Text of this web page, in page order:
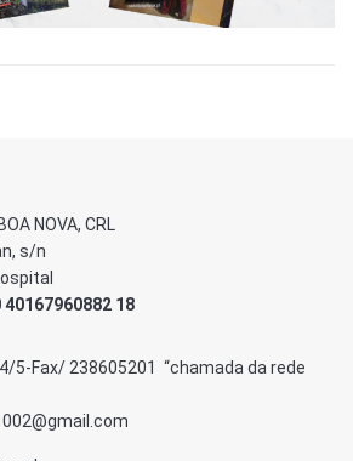
NOVA, CRL
s/n
40167960882 18
Fax/ 238605201 “chamada da rede